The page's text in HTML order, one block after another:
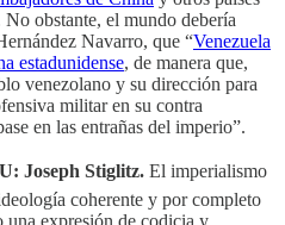
obstante, el mundo debería
Navarro, que “Venezuela
estadunidense, de manera que,
venezolano y su dirección para
militar en su contra
en las entrañas del imperio”.
Joseph Stiglitz. El imperialismo
coherente y por completo
una expresión de codicia y